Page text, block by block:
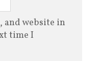
and website in
time I